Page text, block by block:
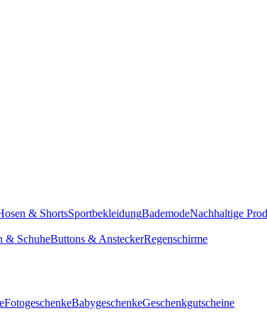
& ShortsSportbekleidungBademodeNachhaltige
& SchuheButtons & AnsteckerRegenschirme
FotogeschenkeBabygeschenkeGeschenkgutscheine